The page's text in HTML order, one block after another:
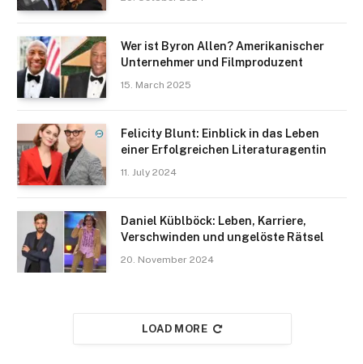
Wer ist Byron Allen? Amerikanischer
Unternehmer und Filmproduzent
15. March 2025
Felicity Blunt: Einblick in das Leben
einer Erfolgreichen Literaturagentin
11. July 2024
Daniel Küblböck: Leben, Karriere,
Verschwinden und ungelöste Rätsel
20. November 2024
LOAD MORE